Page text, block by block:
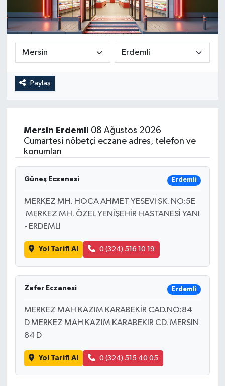
Paylaş
Mersin Erdemli 08 Ağustos 2026
Cumartesi nöbetçi eczane adres, telefon ve
konumları
Güneş Eczanesi Erdemli
MERKEZ MH. HOCA AHMET YESEVİ SK. NO:5E
MERKEZ MH. ÖZEL YENİŞEHİR HASTANESİ YANI
- ERDEMLİ
Yol Tarifi Al 0 (324) 516 10 19
Zafer Eczanesi Erdemli
MERKEZ MAH KAZIM KARABEKİR CAD.NO:84
D MERKEZ MAH KAZIM KARABEKIR CD. MERSIN
84 D
Yol Tarifi Al 0 (324) 515 40 05